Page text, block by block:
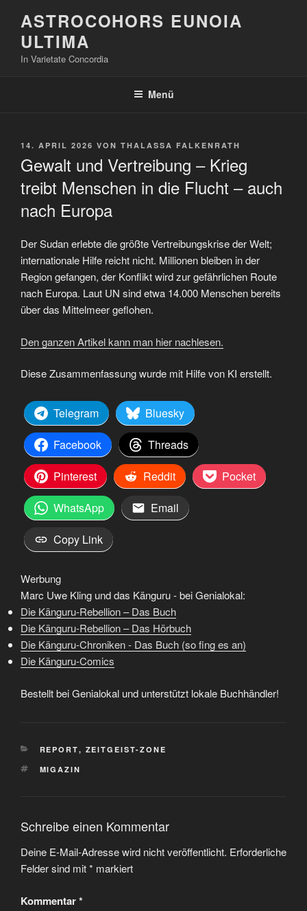
Inhalt
springen
ASTROCOHORS EUNOIA
ULTIMA
In Varietate Concordia
Menü
VERÖFFENTLICHT
14. APRIL 2026 VON THALASSA FALKENRATH
Gewalt und Vertreibung – Krieg
treibt Menschen in die Flucht – auch
nach Europa
Der Sudan erlebte die größte Vertreibungskrise der Welt;
internationale Hilfe reicht nicht. Millionen bleiben in der
Region gefangen, der Konflikt wird zur gefährlichen Route
nach Europa. Laut UN sind etwa 14.000 Menschen bereits
über das Mittelmeer geflohen.
Den ganzen Artikel kann man hier nachlesen.
Diese Zusammenfassung wurde mit Hilfe von KI erstellt.
Telegram
Bluesky
Facebook
Threads
Pinterest
Reddit
Pocket
WhatsApp
Email
Copy Link
Werbung
Marc Uwe Kling und das Känguru - bei Genialokal:
Die Känguru-Rebellion – Das Buch
Die Känguru-Rebellion – Das Hörbuch
Die Känguru-Chroniken - Das Buch (so fing es an)
Die Känguru-Comics
Bestellt bei Genialokal und unterstützt lokale Buchhändler!
KATEGORIEN
REPORT, ZEITGEIST-ZONE
SCHLAGWÖRTER
MIGAZIN
Schreibe einen Kommentar
Deine E-Mail-Adresse wird nicht veröffentlicht. Erforderliche
Felder sind mit* markiert
Kommentar*